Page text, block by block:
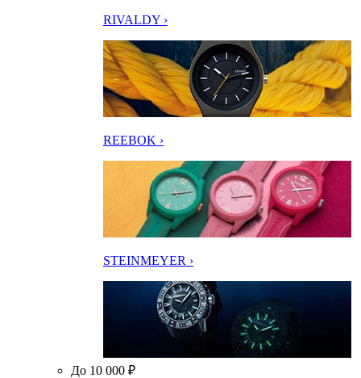
RIVALDY ›
REEBOK ›
STEINMEYER ›
До 10 000 ₽